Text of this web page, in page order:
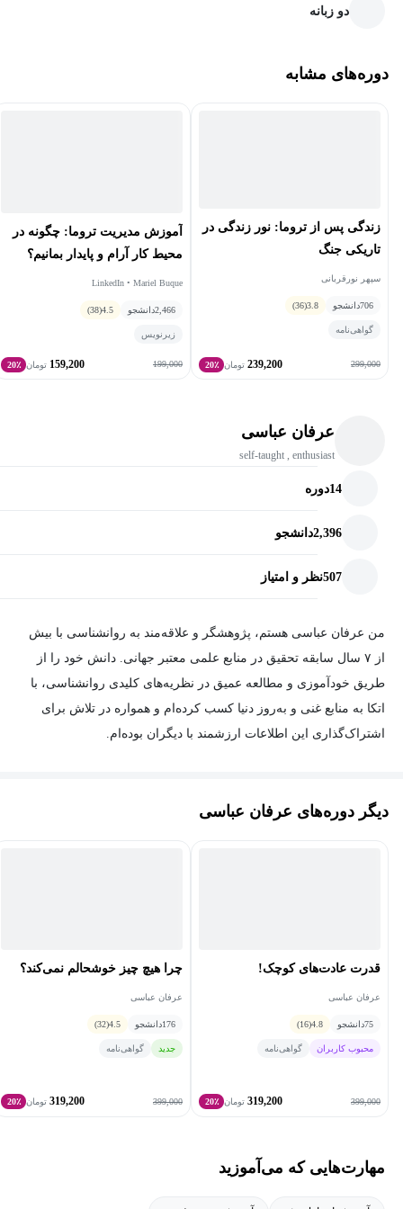
دو زبانه
دوره‌های مشابه
زندگی پس از تروما: نور زندگی در
تاریکی جنگ
سپهر نورقربانی
706دانشجو 3.8
(36)
گواهی‌نامه
299,000
239,200 تومان 20٪
آموزش مدیریت تروما: چگونه در
محیط کار آرام و پایدار بمانیم؟
LinkedIn • Mariel Buque
2,466دانشجو 4.5
(38)
زیرنویس
199,000
159,200 تومان 20٪
عرفان عباسی
self-taught , enthusiast
14دوره
2,396دانشجو
507نظر و امتیاز
من عرفان عباسی هستم، پژوهشگر و علاقه‌مند به روانشناسی با بیش
از ۷ سال سابقه تحقیق در منابع علمی معتبر جهانی. دانش خود را از
طریق خودآموزی و مطالعه عمیق در نظریه‌های کلیدی روانشناسی، با
اتکا به منابع غنی و به‌روز دنیا کسب کرده‌ام و همواره در تلاش برای
اشتراک‌گذاری این اطلاعات ارزشمند با دیگران بوده‌ام.
دیگر دوره‌های عرفان عباسی
قدرت عادت‌های کوچک!
عرفان عباسی
75دانشجو 4.8
(16)
محبوب کاربران گواهی‌نامه
399,000
319,200 تومان 20٪
چرا هیچ چیز خوشحالم نمی‌کند؟
عرفان عباسی
176دانشجو 4.5
(32)
جدید گواهی‌نامه
399,000
319,200 تومان 20٪
مهارت‌هایی که می‌آموزید